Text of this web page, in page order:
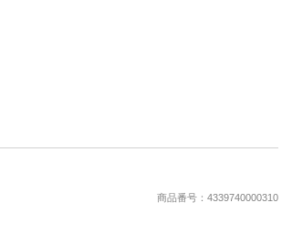
商品番号：4339740000310